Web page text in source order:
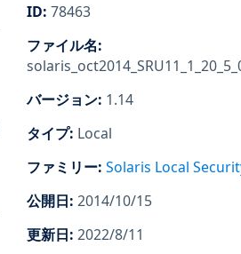
ID: 78463
ファイル名:
バージョン: 1.14
タイプ: Local
ファミリー: Solaris Local
公開日: 2014/10/15
更新日: 2022/8/11